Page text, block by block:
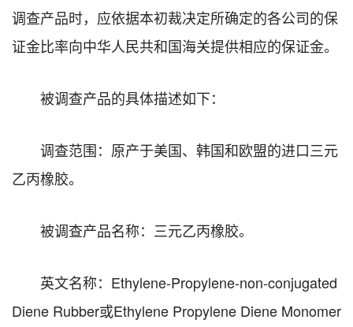
调查产品时，应依据本初裁决定所确定的各公司的保
证金比率向中华人民共和国海关提供相应的保证金。
被调查产品的具体描述如下：
调查范围：原产于美国、韩国和欧盟的进口三元
乙丙橡胶。
被调查产品名称：三元乙丙橡胶。
英文名称：Ethylene-Propylene-non-conjugated
Diene Rubber或Ethylene Propylene Diene Monomer